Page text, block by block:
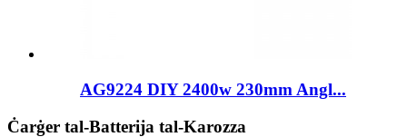
AG9224 DIY 2400w 230mm Angl...
Ċarġer tal-Batterija tal-Karozza